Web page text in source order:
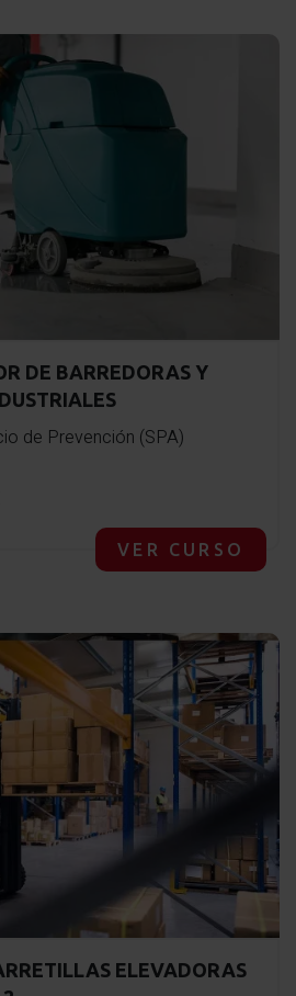
DE BARREDORAS Y
de Prevención (SPA)
VER CURSO
ELEVADORAS